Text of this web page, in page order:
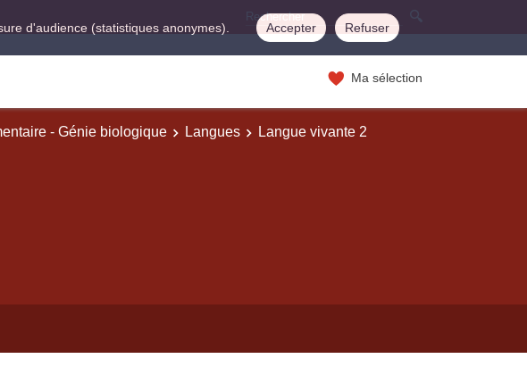
d'audience (statistiques anonymes). Accepter Refuser
Ma sélection
- Génie biologique Langues
Langue vivante 2